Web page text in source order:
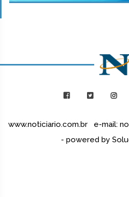
www.noticiario.com.br e-mail:
- powered by